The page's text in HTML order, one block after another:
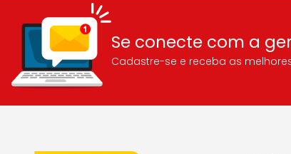
Se conecte com a
Cadastre-se e receba as